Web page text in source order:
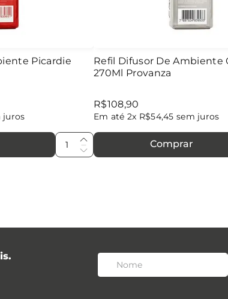
Picardie
juros
Refil Difusor De Ambiente
270Ml Provanza
R$108,90
Em até 2x R$54,45 sem juros
Comprar